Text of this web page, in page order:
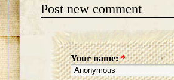
Post new comment
Your name:*